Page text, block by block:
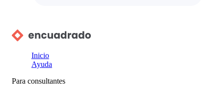
Inicio
Ayuda
Para consultantes